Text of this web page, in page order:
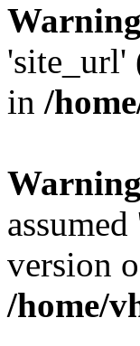
Warning
'site_url'
in /
Warning
version
/home/